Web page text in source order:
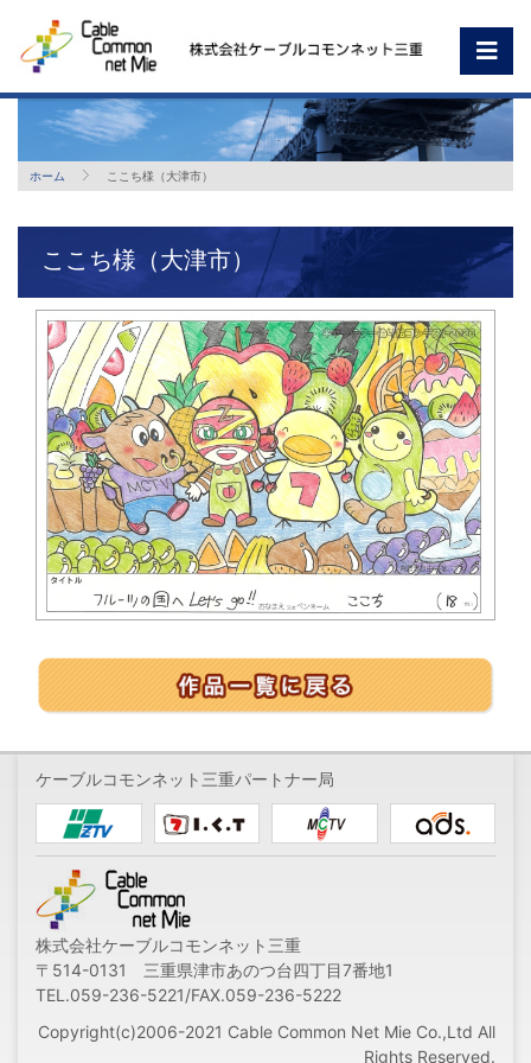
ホーム ここち様（大津市）
ここち様（大津市）
ケーブルコモンネット三重パートナー局
株式会社ケーブルコモンネット三重
〒514-0131 三重県津市あのつ台四丁目7番地1
TEL.059-236-5221/FAX.059-236-5222
Copyright(c)2006-2021 Cable Common Net Mie Co.,Ltd All
Rights Reserved.